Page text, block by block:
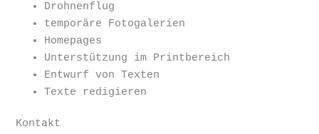
Drohnenflug
temporäre Fotogalerien
Homepages
Unterstützung im Printbereich
Entwurf von Texten
Texte redigieren
Kontakt